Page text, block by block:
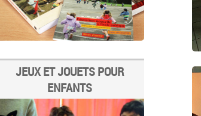
JEUX ET JOUETS POUR
ENFANTS